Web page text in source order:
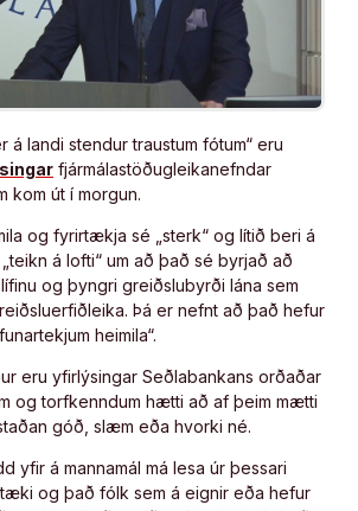
á landi stendur traustum fótum“ eru
fjármálastöðugleikanefndar
kom út í morgun.
og fyrirtækja sé „sterk“ og lítið beri á
á lofti“ um að það sé byrjað að
og þyngri greiðslubyrði lána sem
Þá er nefnt að það hefur
heimila“.
eru yfirlýsingar Seðlabankans orðaðar
og torfkenndum hætti að af þeim mætti
góð, slæm eða hvorki né.
yfir á mannamál má lesa úr þessari
og það fólk sem á eignir eða hefur